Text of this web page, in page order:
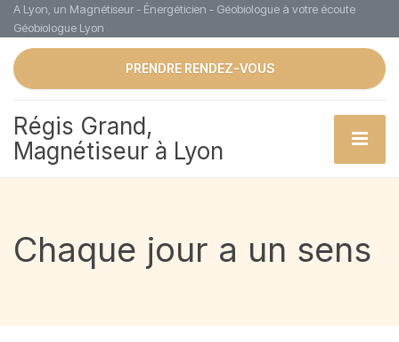
A Lyon, un Magnétiseur - Énergéticien - Géobiologue à votre écoute
Géobiologue Lyon
PRENDRE RENDEZ-VOUS
Régis Grand,
Magnétiseur à Lyon
Chaque jour a un sens